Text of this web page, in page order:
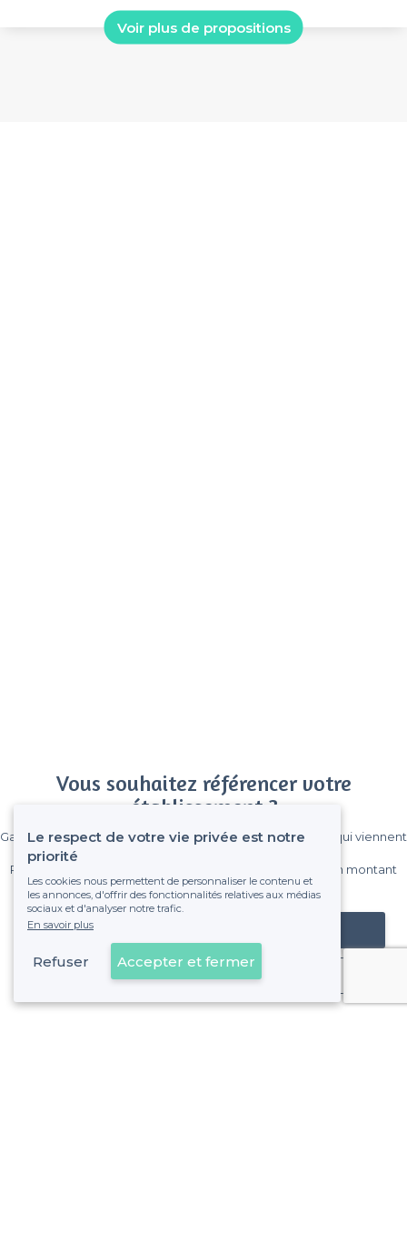
Voir plus de propositions
Vous souhaitez référencer votre
établissement ?
Gagnez de nombreux clients parmi le million de visiteurs qui viennent
Pas de commissions et sans engagement, vous payez un montant
fixe sans risque de voir déraper la facture.
Référencer mon établissement
Déjà client
Le respect de votre vie privée est notre
priorité
Les cookies nous permettent de personnaliser le contenu et
les annonces, d'offrir des fonctionnalités relatives aux médias
sociaux et d'analyser notre trafic.
En savoir plus
Refuser Accepter et fermer